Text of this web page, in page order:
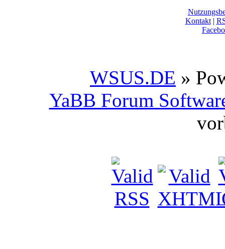
Kontakt|
WSUS.DE »
YaBB Forum